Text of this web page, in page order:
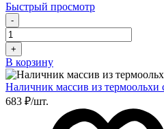
Быстрый просмотр
-
+
В корзину
Наличник массив из термоольхи
683 ₽/шт.